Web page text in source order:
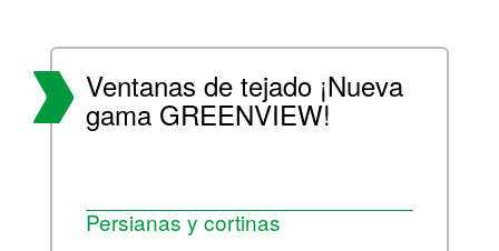
Ventanas de tejado ¡Nueva
gama GREENVIEW!
Persianas y cortinas